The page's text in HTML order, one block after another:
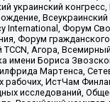
украинский конгресс,
International, Форум
Форум
Агора,
имени Бориса
Мартенса,
рабочих, ИстЧам
исследований,